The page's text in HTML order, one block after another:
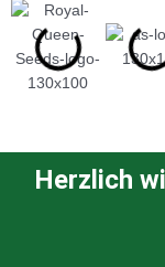
Herzlich